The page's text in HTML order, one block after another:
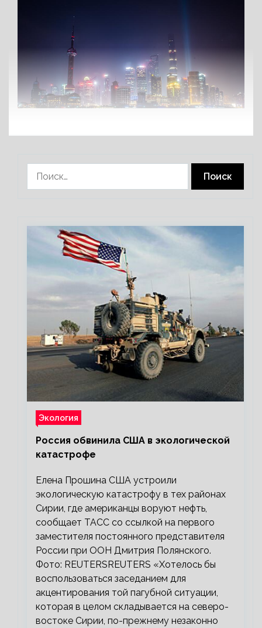
Экология
Россия обвинила США в экологической
катастрофе
Елена Прошина США устроили
экологическую катастрофу в тех районах
Сирии, где американцы воруют нефть,
сообщает ТАСС со ссылкой на первого
заместителя постоянного представителя
России при ООН Дмитрия Полянского.
Фото: REUTERSREUTERS «Хотелось бы
воспользоваться заседанием для
акцентирования той пагубной ситуации,
которая в целом складывается на северо-
востоке Сирии, по-прежнему незаконно